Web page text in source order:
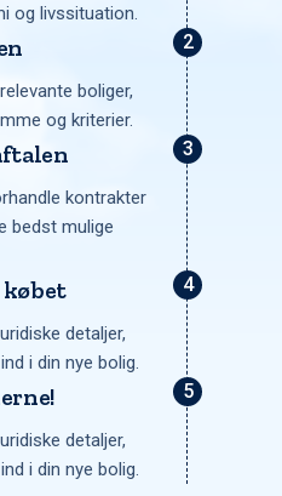
og livssituation.
boliger,
og kriterier.
kontrakter
bedst mulige
detaljer,
i din nye bolig.
detaljer,
i din nye bolig.